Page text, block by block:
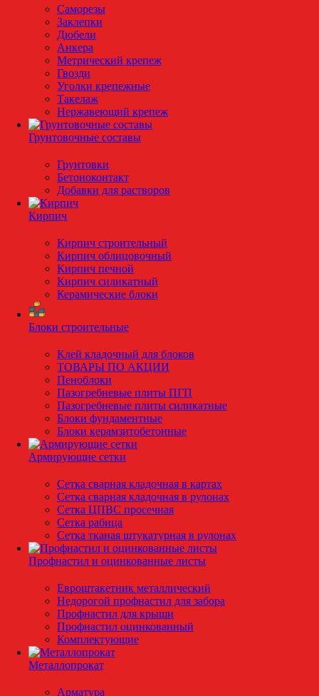
Саморезы
Заклепки
Дюбели
Анкера
Метрический крепеж
Гвозди
Уголки крепежные
Такелаж
Нержавеющий крепеж
Грунтовочные составы
Грунтовки
Бетоноконтакт
Добавки для растворов
Кирпич
Кирпич строительный
Кирпич облицовочный
Кирпич печной
Кирпич силикатный
Керамические блоки
Блоки строительные
Клей кладочный для блоков
ТОВАРЫ ПО АКЦИИ
Пеноблоки
Пазогребневые плиты ПГП
Пазогребневые плиты силикатные
Блоки фундаментные
Блоки керамзитобетонные
Армирующие сетки
Сетка сварная кладочная в картах
Сетка сварная кладочная в рулонах
Сетка ЦПВС просечная
Сетка рабица
Сетка тканая штукатурная в рулонах
Профнастил и оцинкованные листы
Евроштакетник металлический
Недорогой профнастил для забора
Профнастил для крыши
Профнастил оцинкованный
Комплектующие
Металлопрокат
Арматура